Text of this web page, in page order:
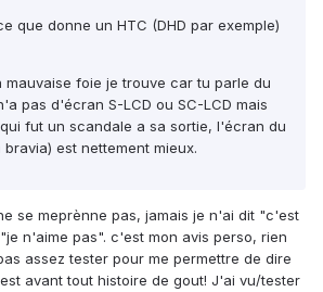
que donne un HTC (DHD par exemple)
mauvaise foie je trouve car tu parle du
pas d'écran S-LCD ou SC-LCD mais
fut un scandale a sa sortie, l'écran du
est nettement mieux.
se meprènne pas, jamais je n'ai dit "c'est
n'aime pas". c'est mon avis perso, rien
assez tester pour me permettre de dire
avant tout histoire de gout! J'ai vu/tester